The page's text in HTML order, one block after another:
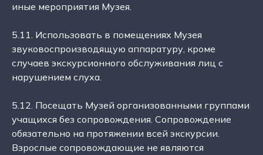
иные мероприятия Музея.
5.11. Использовать в помещениях Музея
звуковоспроизводящую аппаратуру, кроме
случаев экскурсионного обслуживания лиц с
нарушением слуха.
5.12. Посещать Музей организованными группами
учащихся без сопровождения. Сопровождение
обязательно на протяжении всей экскурсии.
Взрослые сопровождающие не являются